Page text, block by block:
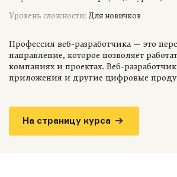
Уровень сложности: Для новичков
Профессия веб-разработчика — это
направление, которое позволяет
компаниях и проектах. Веб-
приложения и другие цифровые
На страницу курса